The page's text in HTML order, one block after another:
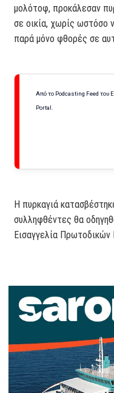
μολότοφ, προκάλεσαν
σε οικία, χωρίς ωστόσο
παρά μόνο φθορές σε
Από το Podcasting Feed του
Portal.
Η πυρκαγιά
συλληφθέντες θα
Εισαγγελία Πρωτοδικών